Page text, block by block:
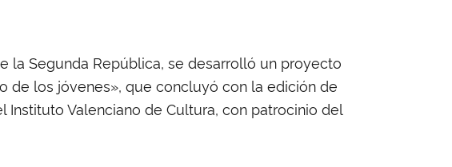
Segunda República, se desarrolló un proyecto
de los jóvenes», que concluyó con la edición de
Valenciano de Cultura, con patrocinio del